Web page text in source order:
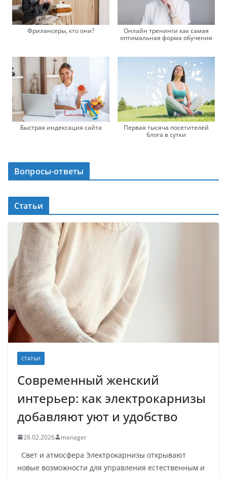
Фрилансеры, кто они?
Онлайн тренинги как самая
оптимальная форма обучения
Быстрая индексация сайта
Первая тысяча посетителей
блога в сутки
Вопросы-ответы
Статьи
СТАТЬИ
Современный женский
интерьер: как электрокарнизы
добавляют уют и удобство
28.02.2026 manager
Свет и атмосфера Электрокарнизы открывают
новые возможности для управления естественным и